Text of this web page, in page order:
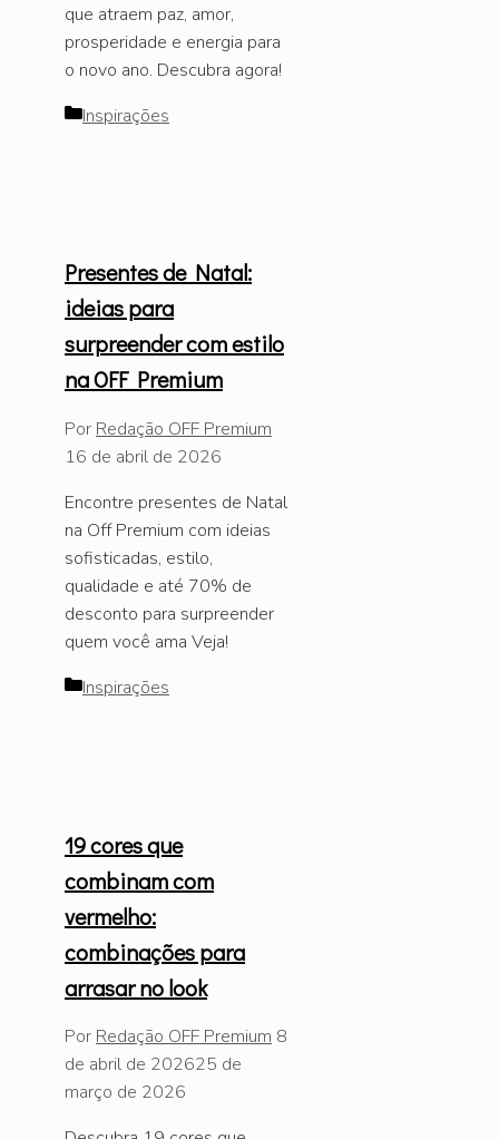
que atraem paz, amor,
prosperidade e energia para
o novo ano. Descubra agora!
Categorias
Inspirações
Presentes de Natal:
ideias para
surpreender com estilo
na OFF Premium
Por Redação OFF Premium
16 de abril de 2026
Encontre presentes de Natal
na Off Premium com ideias
sofisticadas, estilo,
qualidade e até 70% de
desconto para surpreender
quem você ama Veja!
Categorias
Inspirações
19 cores que
combinam com
vermelho:
combinações para
arrasar no look
Por Redação OFF Premium 8
de abril de 202625 de
março de 2026